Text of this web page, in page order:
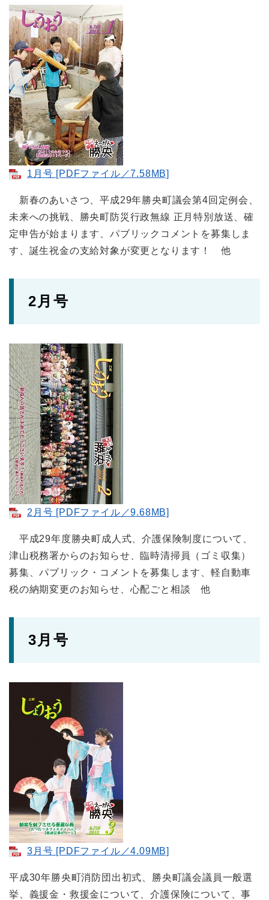
1月号 [PDFファイル／7.58MB]
新春のあいさつ、平成29年勝央町議会第4回定例会、
未来への挑戦、勝央町防災行政無線 正月特別放送、確
定申告が始まります、パブリックコメントを募集しま
す、誕生祝金の支給対象が変更となります！ 他
2月号
2月号 [PDFファイル／9.68MB]
平成29年度勝央町成人式、介護保険制度について、
津山税務署からのお知らせ、臨時清掃員（ゴミ収集）
募集、パブリック・コメントを募集します、軽自動車
税の納期変更のお知らせ、心配ごと相談 他
3月号
3月号 [PDFファイル／4.09MB]
平成30年勝央町消防団出初式、勝央町議会議員一般選
挙、義援金・救援金について、介護保険について、事